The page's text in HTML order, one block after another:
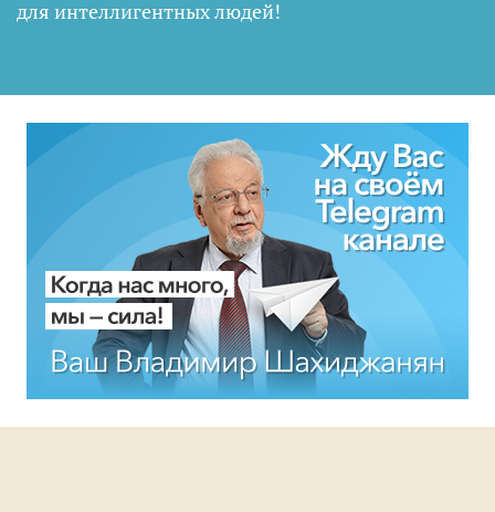
для интеллигентных людей!